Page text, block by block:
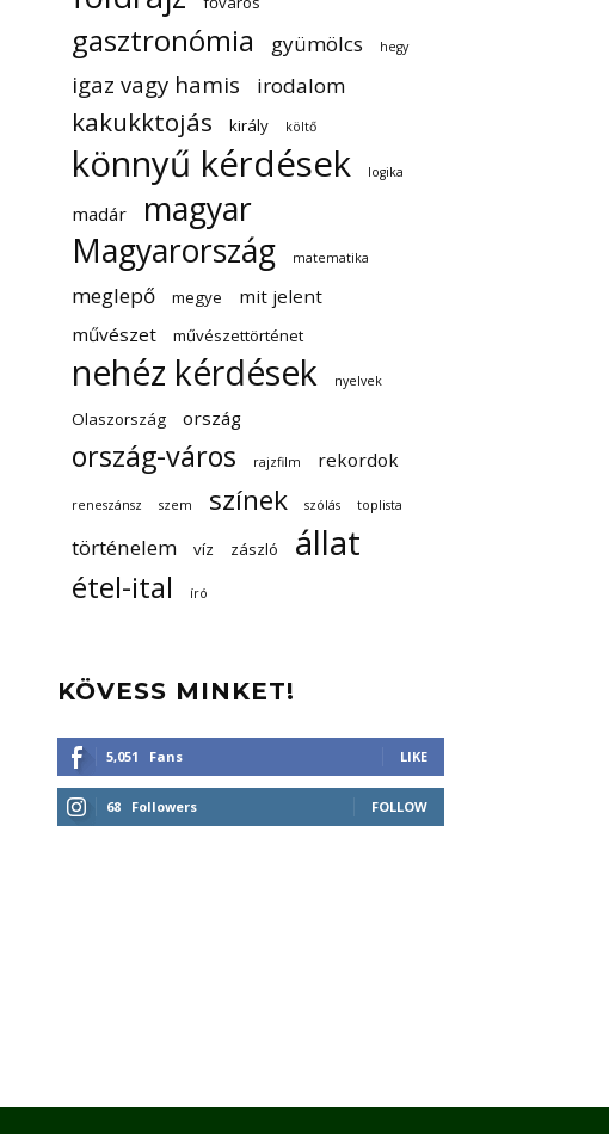
gasztronómia gyümölcs hegy
igaz vagy hamis irodalom
kakukktojás király költő
könnyű kérdések logika
madár
magyar
Magyarország
matematika
meglepő megye
mit jelent
művészet
művészettörténet
nehéz kérdések nyelvek
Olaszország ország
ország-város rajzfilm rekordok
reneszánsz szem színek szólás toplista
történelem víz zászló állat
étel-ital író
KÖVESS MINKET!
5,051 Fans LIKE
68 Followers FOLLOW